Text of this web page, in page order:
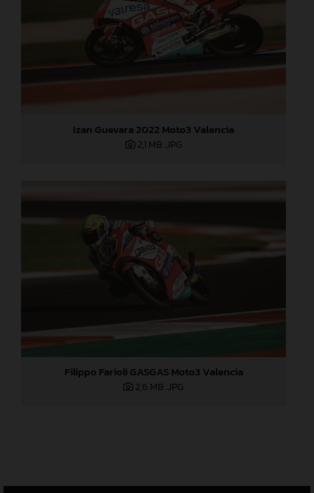
Izan Guevara 2022 Moto3 Valencia
2,1 MB .JPG
Filippo Farioli GASGAS Moto3 Valencia
2,6 MB .JPG